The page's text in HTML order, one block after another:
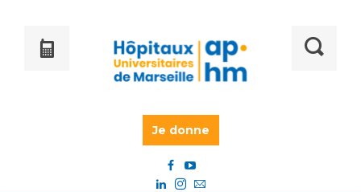
Je donne